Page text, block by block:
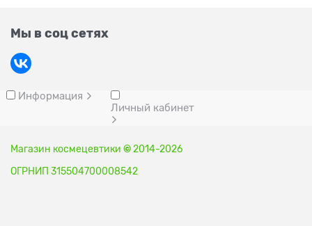
Мы в соц сетях
Информация
Личный кабинет
Магазин космецевтики © 2014-2026
ОГРНИП 315504700008542